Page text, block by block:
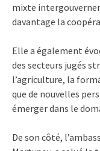
mixte
davantage la
Elle a également
des secteurs jugés
l’agriculture, la
que de nouvelles
émerger dans le
De son côté,